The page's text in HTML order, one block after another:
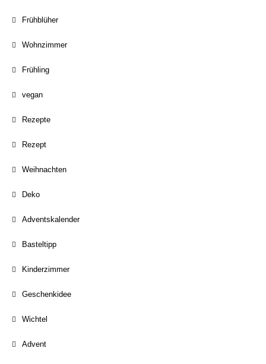
Frühblüher
Wohnzimmer
Frühling
vegan
Rezepte
Rezept
Weihnachten
Deko
Adventskalender
Basteltipp
Kinderzimmer
Geschenkidee
Wichtel
Advent